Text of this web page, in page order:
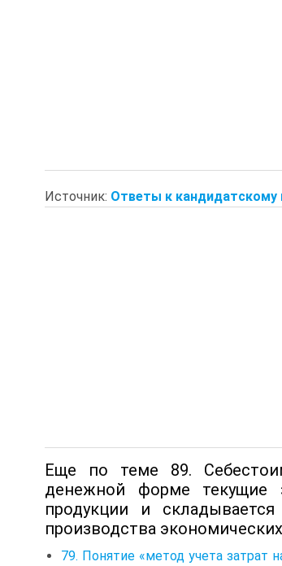
Источник: Ответы к кандидатскому
Еще по теме 89.
денежной форме текущие
продукции и
производства
79. Понятие «метод учета затрат